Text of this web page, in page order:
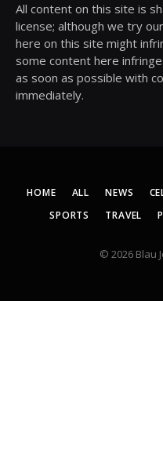
All content on this site is
license; although we try
here on this site might
some content here
as soon as possible with
immediately.
HOME ALL NEWS
SPORTS
TRAVEL
© 2026 Blau